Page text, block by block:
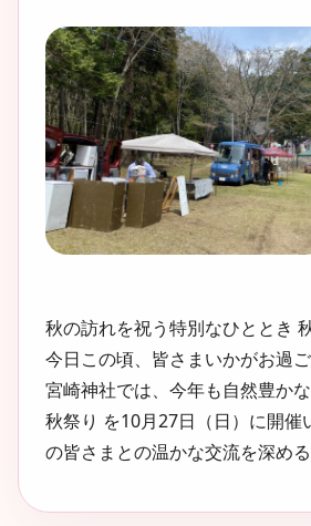
秋の訪れを祝う特別なひととき
今日この頃、皆さまいかがお過ご
宮崎神社では、今年も自然豊か
秋祭り を10月27日（日）に開催
の皆さまとの温かな交流を深め